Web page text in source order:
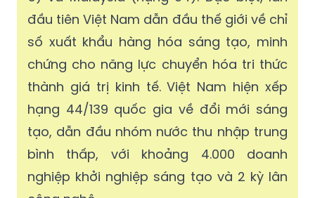
đầu tiên Việt Nam dẫn đầu thế giới về chỉ
số xuất khẩu hàng hóa sáng tạo, minh
chứng cho năng lực chuyển hóa tri thức
thành giá trị kinh tế. Việt Nam hiện xếp
hạng 44/139 quốc gia về đổi mới sáng
tạo, dẫn đầu nhóm nước thu nhập trung
bình thấp, với khoảng 4.000 doanh
nghiệp khởi nghiệp sáng tạo và 2 kỳ lân